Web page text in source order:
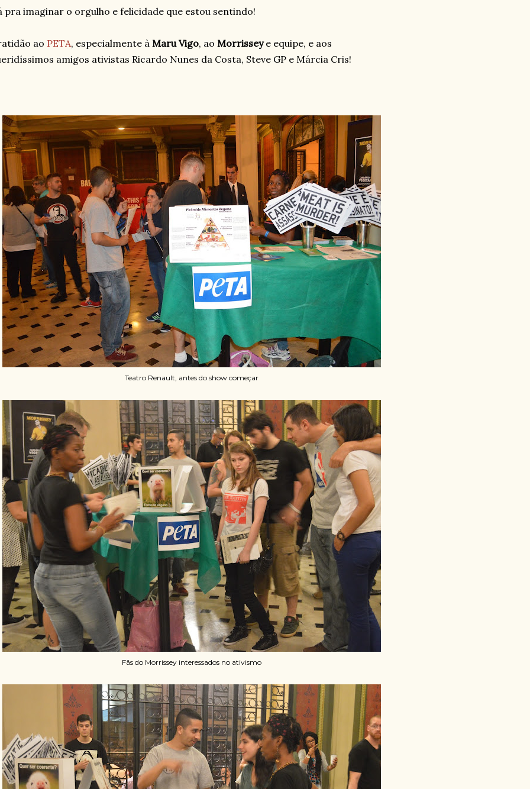
pra imaginar o orgulho e felicidade que estou sentindo!
ao PETA, especialmente à Maru Vigo, ao Morrisseye equipe, e aos
amigos ativistas Ricardo Nunes da Costa, Steve GP e Márcia Cris!
Teatro Renault, antes do show começar
Fãs do Morrissey interessados no ativismo